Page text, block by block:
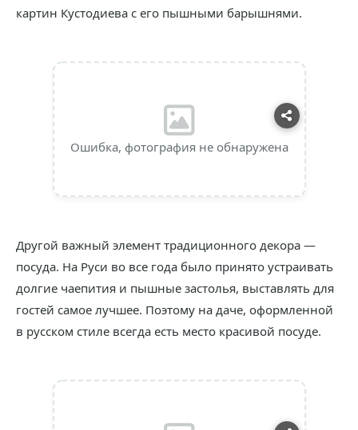
картин Кустодиева с его пышными барышнями.
Ошибка, фотография не обнаружена
Другой важный элемент традиционного декора —
посуда. На Руси во все года было принято устраивать
долгие чаепития и пышные застолья, выставлять для
гостей самое лучшее. Поэтому на даче, оформленной
в русском стиле всегда есть место красивой посуде.